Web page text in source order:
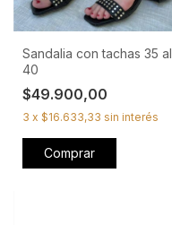
Sandalia con tachas 35 al
40
$49.900,00
3 x $16.633,33 sin interés
Comprar